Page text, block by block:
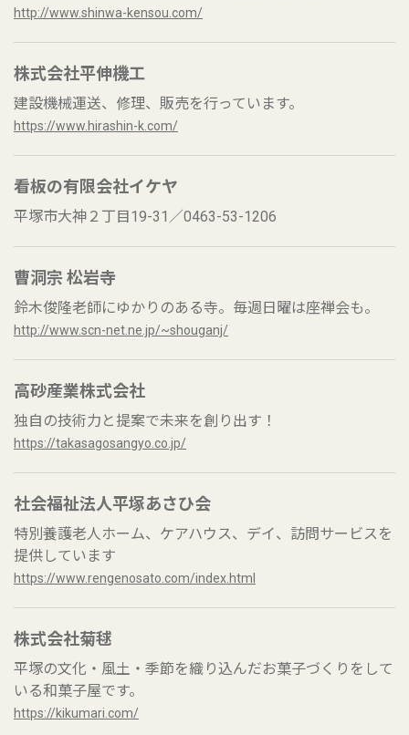
http://www.shinwa-kensou.com/
株式会社平伸機工
建設機械運送、修理、販売を行っています。
https://www.hirashin-k.com/
看板の有限会社イケヤ
平塚市大神２丁目19-31／0463-53-1206
曹洞宗 松岩寺
鈴木俊隆老師にゆかりのある寺。毎週日曜は座禅会も。
http://www.scn-net.ne.jp/~shouganj/
高砂産業株式会社
独自の技術力と提案で未来を創り出す！
https://takasagosangyo.co.jp/
社会福祉法人平塚あさひ会
特別養護老人ホーム、ケアハウス、デイ、訪問サービスを
提供しています
https://www.rengenosato.com/index.html
株式会社菊毬
平塚の文化・風土・季節を織り込んだお菓子づくりをして
いる和菓子屋です。
https://kikumari.com/